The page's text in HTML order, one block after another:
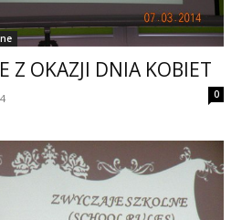
Z OKAZJI DNIA KOBIET
0